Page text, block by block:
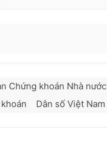
Chứng khoán Nhà nước
Dân số Việt Nam